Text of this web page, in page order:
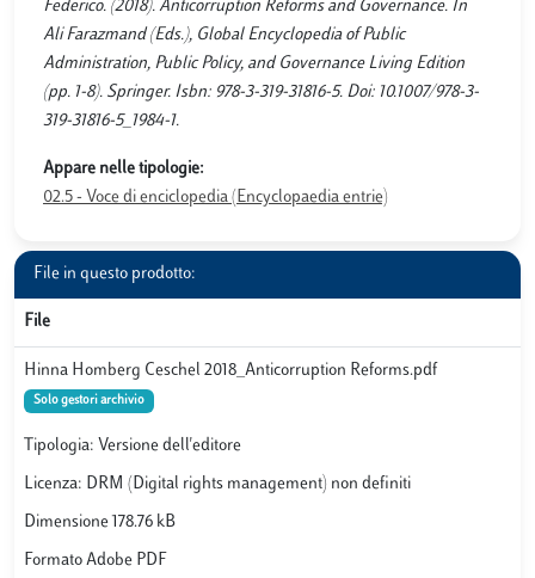
Federico. (2018). Anticorruption Reforms and Governance. In
Ali Farazmand (Eds.), Global Encyclopedia of Public
Administration, Public Policy, and Governance Living Edition
(pp. 1-8). Springer. Isbn: 978-3-319-31816-5. Doi: 10.1007/978-3-
319-31816-5_1984-1.
Appare nelle tipologie:
02.5 - Voce di enciclopedia (Encyclopaedia entrie)
File in questo prodotto:
File
Hinna Homberg Ceschel 2018_Anticorruption Reforms.pdf
Solo gestori archivio
Tipologia: Versione dell'editore
Licenza: DRM (Digital rights management) non definiti
Dimensione 178.76 kB
Formato Adobe PDF